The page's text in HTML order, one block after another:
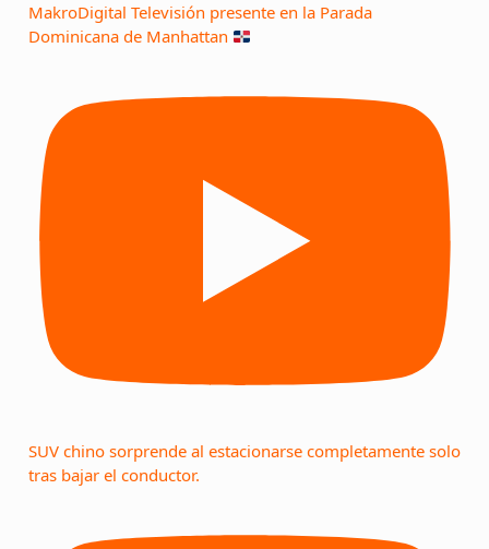
MakroDigital Televisión presente en la Parada
Dominicana de Manhattan
SUV chino sorprende al estacionarse completamente solo
tras bajar el conductor.